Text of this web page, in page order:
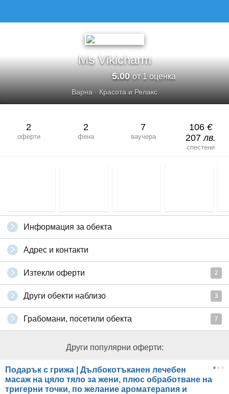
Ms Vikicharm
5.00от 1 оценка
Варна · Красота и Релакс
2
оферти
2
фена
7
ваучера
106 €
207лв.
спестени
Информация за обекта
Адрес и контакти
Изтекли оферти 2
Други обекти наблизо 3
Грабомани, посетили обекта 7
Други популярни оферти:
Подарък с грижа | Дълбокотъканен лечебен
масаж на цяло тяло за жени, плюс обработване на
тригерни точки, по желание ароматерапия и